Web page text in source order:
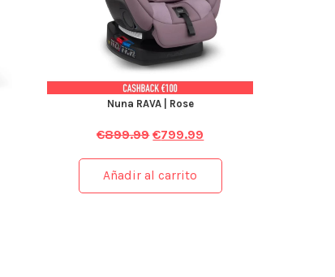
Nuna RAVA | Rose
€899.99 €799.99
Añadir al carrito